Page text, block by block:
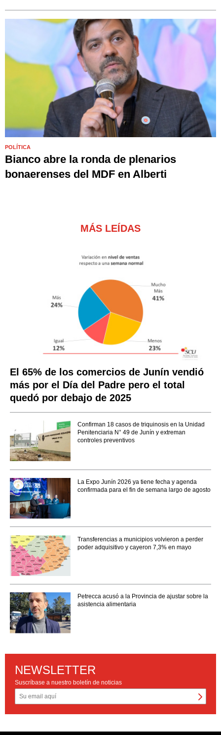
POLÍTICA
Bianco abre la ronda de plenarios
bonaerenses del MDF en Alberti
MÁS LEÍDAS
El 65% de los comercios de Junín vendió
más por el Día del Padre pero el total
quedó por debajo de 2025
Confirman 18 casos de triquinosis en la Unidad
Penitenciaria N° 49 de Junín y extreman
controles preventivos
La Expo Junín 2026 ya tiene fecha y agenda
confirmada para el fin de semana largo de agosto
Transferencias a municipios volvieron a perder
poder adquisitivo y cayeron 7,3% en mayo
Petrecca acusó a la Provincia de ajustar sobre la
asistencia alimentaria
NEWSLETTER
Suscríbase a nuestro boletín de noticias